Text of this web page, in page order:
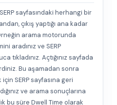
sayfasındaki herhangi bir
çıkış yaptığı ana kadar
arama motorunda
aradınız ve SERP
tıkladınız. Açtığınız sayfada
Bu aşamadan sonra
SERP sayfasına geri
ve arama sonuçlarına
bu süre Dwell Time olarak